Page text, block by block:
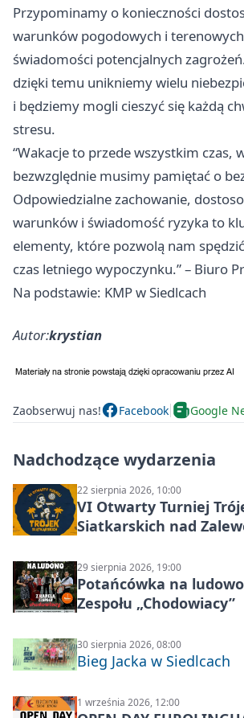
Przypominamy o konieczności
warunków pogodowych i
świadomości potencjalnych
dzięki temu unikniemy wielu
i będziemy mogli cieszyć się każdą
stresu.
“Wakacje to przede wszystkim czas,
bezwzględnie musimy pamiętać o
Odpowiedzialne zachowanie,
warunków i świadomość ryzyka to
elementy, które pozwolą nam
czas letniego wypoczynku.” – Biuro
Na podstawie: KMP w Siedlcach
Autor:krystian
Zaobserwuj nas! Facebook Google
Nadchodzące wydarzenia
22 sierpnia 2026, 10:00
VI Otwarty Turniej
Siatkarskich nad
29 sierpnia 2026, 19:00
Potańcówka na
Zespołu „Chodowiacy”
30 sierpnia 2026, 08:00
Bieg Jacka w Siedlcach
1 września 2026, 12:00